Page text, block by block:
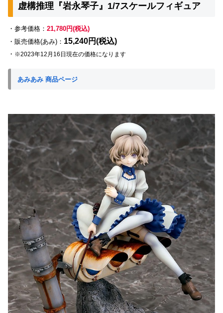
虚構推理『岩永琴子』1/7スケールフィギュア
・参考価格： 21,780円(税込)
・販売価格(あみ)： 15,240円(税込)
・ ※2023年12月16日現在の価格になります
あみあみ 商品ページ